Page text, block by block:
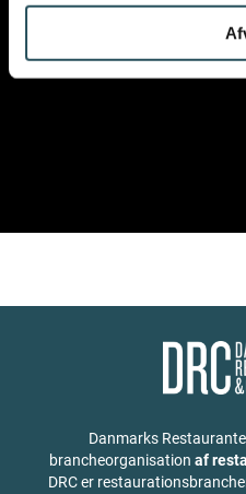
VORES
Danmarks
brancheorganisation af
DRC er